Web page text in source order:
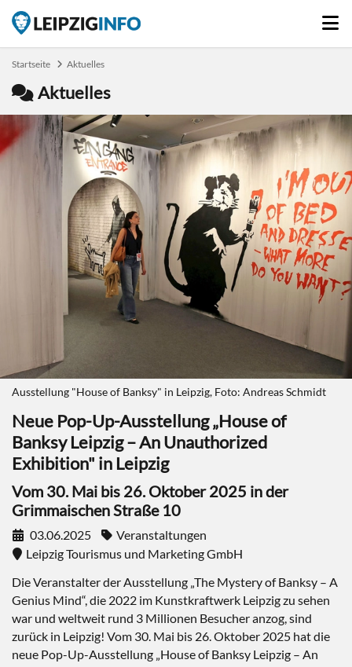
Startseite Aktuelles
Aktuelles
Ausstellung "House of Banksy" in Leipzig, Foto: Andreas Schmidt
Neue Pop-Up-Ausstellung „House of
Banksy Leipzig – An Unauthorized
Exhibition" in Leipzig
Vom 30. Mai bis 26. Oktober 2025 in der
Grimmaischen Straße 10
03.06.2025
Veranstaltungen
Leipzig Tourismus und Marketing GmbH
Die Veranstalter der Ausstellung „The Mystery of Banksy – A
Genius Mind“, die 2022 im Kunstkraftwerk Leipzig zu sehen
war und weltweit rund 3 Millionen Besucher anzog, sind
zurück in Leipzig! Vom 30. Mai bis 26. Oktober 2025 hat die
neue Pop-Up-Ausstellung „House of Banksy Leipzig – An